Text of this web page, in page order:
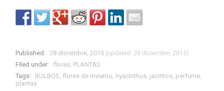
Published: 28 diciembre, 2015 (updated: 28 diciembre, 2015)
Filed under:
flores PLANTAS
Tags:
BULBOS flores de invierno hyacinthus jacintos perfume
plantas